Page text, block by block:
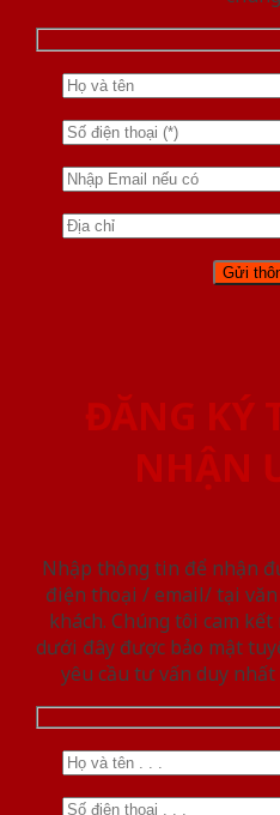
ĐĂNG KÝ
NHẬN
Nhập thông tin để nhận
điện thoại / email/ tại
khách. Chúng tôi cam
dưới đây được bảo mật
yêu cầu tư vấn duy